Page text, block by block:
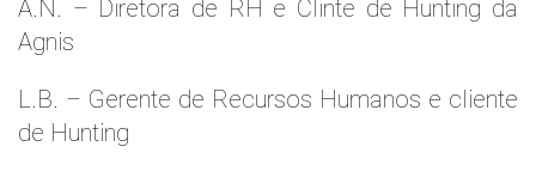
A.N. – Diretora de RH e Clinte de Hunting da
Agnis
L.B. – Gerente de Recursos Humanos e cliente
de Hunting